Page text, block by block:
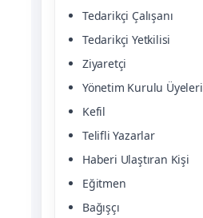
Tedarikçi Çalışanı
Tedarikçi Yetkilisi
Ziyaretçi
Yönetim Kurulu Üyeleri
Kefil
Telifli Yazarlar
Haberi Ulaştıran Kişi
Eğitmen
Bağışçı